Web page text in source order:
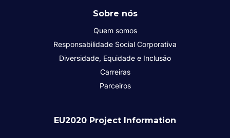
Sobre nós
Quem somos
Responsabilidade Social Corporativa
Diversidade, Equidade e Inclusão
Carreiras
Parceiros
EU2020 Project Information